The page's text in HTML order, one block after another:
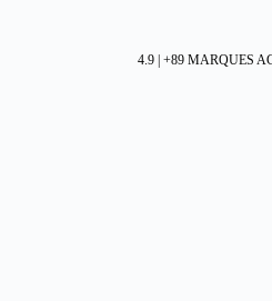
4.9 | +89 MARQUES